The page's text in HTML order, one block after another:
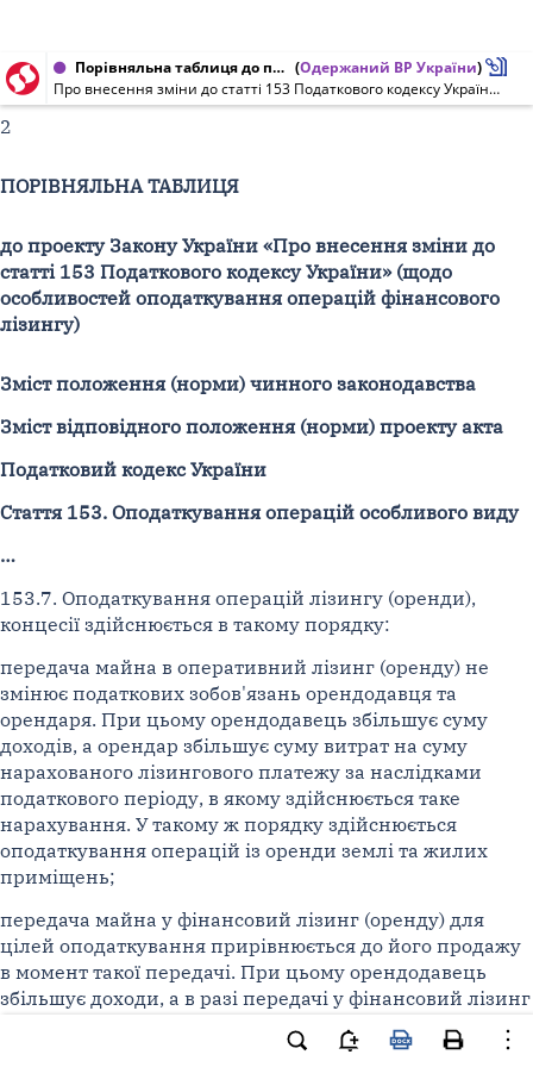
Порівняльна таблиця до проекту Закону України від 22.01.2015 № 1811 (Одержаний ВР України)
Про внесення зміни до статті 153 Податкового кодексу України (щодо особливостей оподаткування операцій фінансового лізингу)